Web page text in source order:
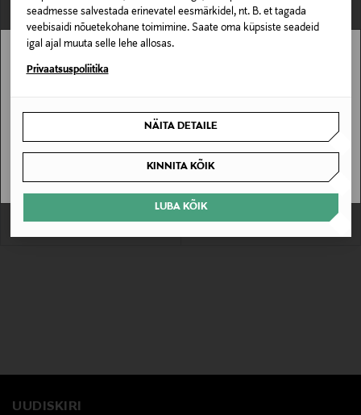
seadmesse salvestada erinevatel eesmärkidel, nt. B. et tagada
veebisaidi nõuetekohane toimimine. Saate oma küpsiste seadeid
igal ajal muuta selle lehe allosas.
Privaatsuspoliitika
NÄITA DETAILE
KINNITA KÕIK
LUBA KÕIK
Deodorant Antiperspirant-deodorant
UUDISKIRI
Stockmann pole Sinu riigis saadaval.
SAAN ARU